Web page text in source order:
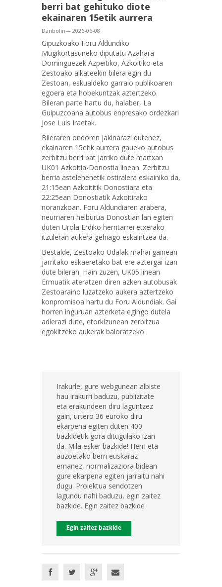
berri bat gehituko diote
ekainaren 15etik aurrera
Danbolin— 2026-06-08
Gipuzkoako Foru Aldundiko
Mugikortasuneko diputatu Azahara
Dominguezek Azpeitiko, Azkoitiko eta
Zestoako alkateekin bilera egin du
Zestoan, eskualdeko garraio publikoaren
egoera eta hobekuntzak aztertzeko.
Bileran parte hartu du, halaber, La
Guipuzcoana autobus enpresako ordezkari
Jose Luis Iraetak.
Bileraren ondoren jakinarazi dutenez,
ekainaren 15etik aurrera gaueko autobus
zerbitzu berri bat jarriko dute martxan
UK01 Azkoitia-Donostia linean. Zerbitzu
berria astelehenetik ostiralera eskainiko da,
21:15ean Azkoititik Donostiara eta
22:25ean Donostiatik Azkoitirako
noranzkoan. Foru Aldundiaren arabera,
neurriaren helburua Donostian lan egiten
duten Urola Erdiko herritarrei etxerako
itzuleran aukera gehiago eskaintzea da.
Bestalde, Zestoako Udalak mahai gainean
jarritako eskaeretako bat ere aztergai izan
dute bileran. Hain zuzen, UK05 linean
Ermuatik ateratzen diren azken autobusak
Zestoaraino luzatzeko aukera aztertzeko
konpromisoa hartu du Foru Aldundiak. Gai
horren inguruan azterketa egingo dutela
adierazi dute, etorkizunean zerbitzua
egokitzeko aukerak baloratzeko.
Irakurle, gure webgunean albiste
hau irakurri baduzu, publizitate
eta erakundeen diru laguntzez
gain, urtero 36 euroko diru
ekarpena egiten duten 400
bazkidetik gora ditugulako izan
da. Mila esker bazkide! Herri eta
auzoetako berri euskaraz
emanez, normalizaziora bidean
gure ekarpena egiten jarraitu nahi
dugu. Proiektua sendotzen
lagundu nahi baduzu, egin zaitez
bazkide. Egin zaitez bazkide
Egin zaitez bazkide